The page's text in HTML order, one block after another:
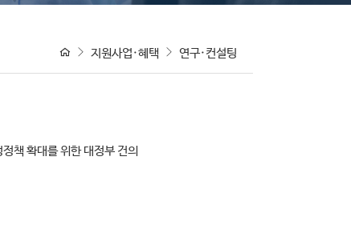
지원사업·혜택 연구·컨설팅
책 확대를 위한 대정부 건의